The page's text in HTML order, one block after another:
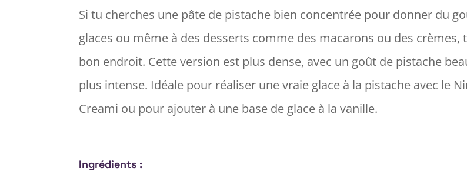
Si tu cherches une pâte de pistache bien concentrée pour donner du
glaces ou même à des desserts comme des macarons ou des crèmes,
bon endroit. Cette version est plus dense, avec un goût de pistache
plus intense. Idéale pour réaliser une vraie glace à la pistache avec le
Creami ou pour ajouter à une base de glace à la vanille.
Ingrédients :